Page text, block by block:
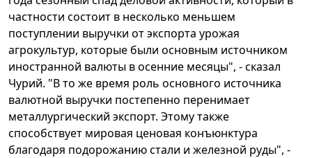
частности состоит в несколько меньшем
поступлении выручки от экспорта урожая
агрокультур, которые были основным источником
иностранной валюты в осенние месяцы", - сказал
Чурий. "В то же время роль основного источника
валютной выручки постепенно перенимает
металлургический экспорт. Этому также
способствует мировая ценовая конъюнктура
благодаря подорожанию стали и железной руды", -